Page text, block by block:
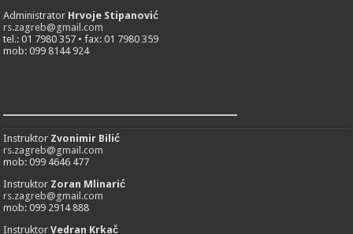
Administrator Hrvoje Stipanović
rs.zagreb@gmail.com
tel.: 01 7980 357 • fax: 01 7980 359
mob: 099 8144 924
Instruktor Zvonimir Bilić
rs.zagreb@gmail.com
mob: 099 4646 477
Instruktor Zoran Mlinarić
rs.zagreb@gmail.com
mob: 099 2914 888
InstruktorVedran Krkač